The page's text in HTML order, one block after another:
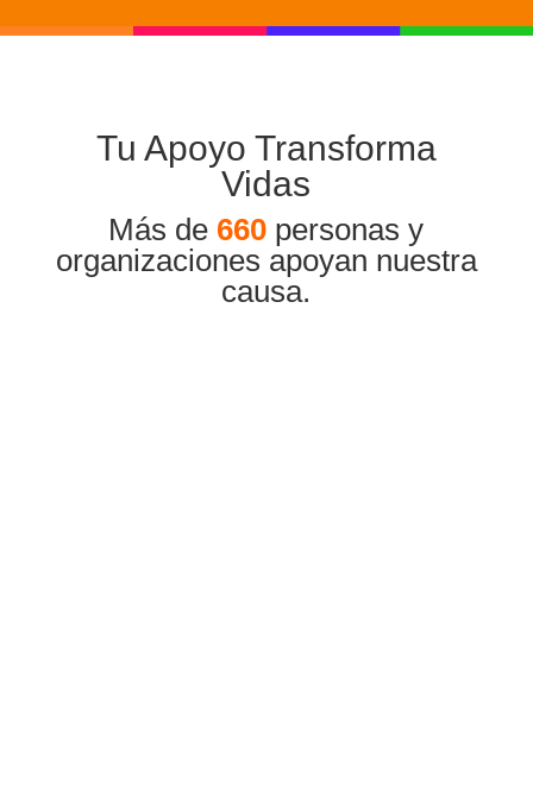
Tu Apoyo Transforma
Vidas
Más de 660 personas y
organizaciones apoyan nuestra
causa.